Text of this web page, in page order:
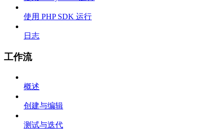
使用 PHP SDK 运行
日志
工作流
概述
创建与编辑
测试与迭代